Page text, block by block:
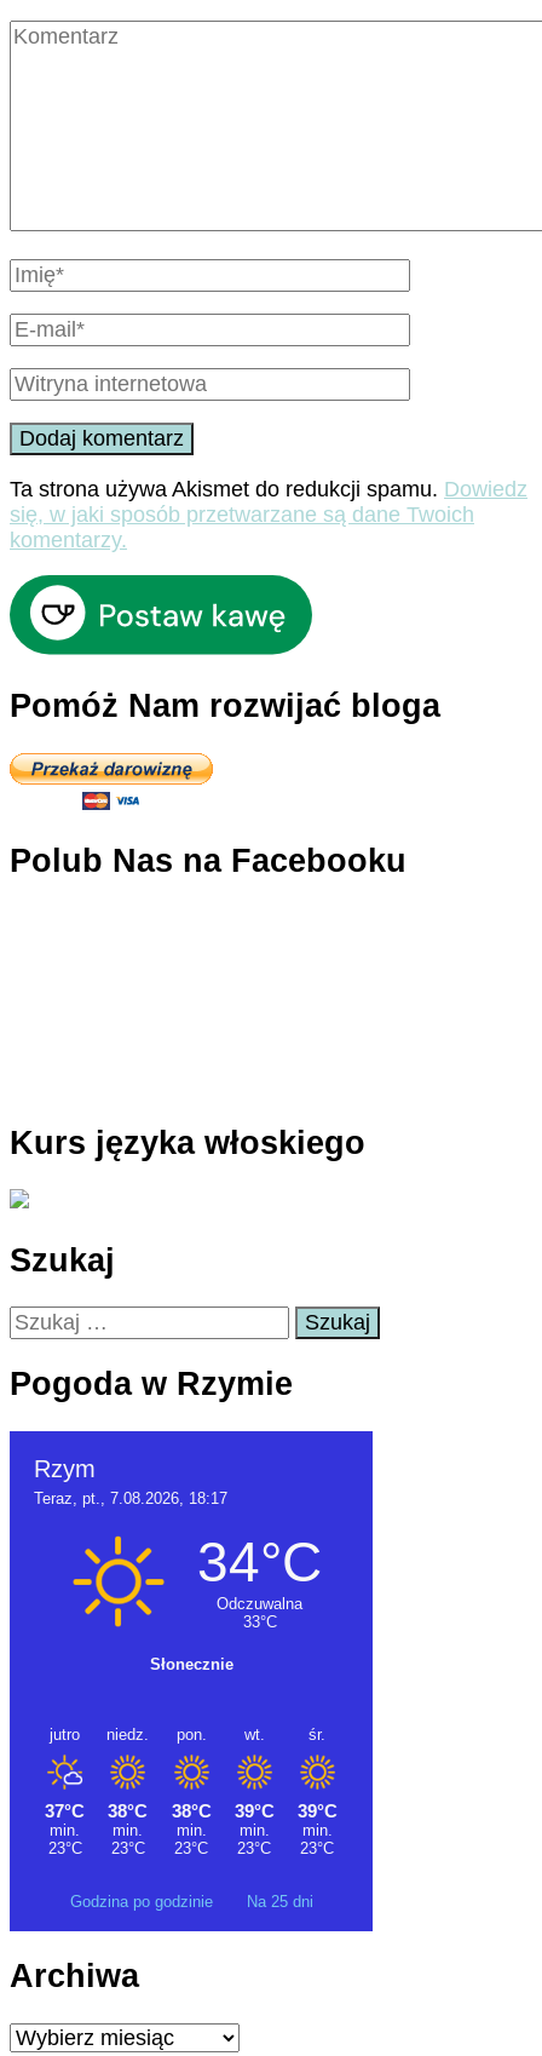
Ta strona używa Akismet do redukcji spamu. Dowiedz
się, w jaki sposób przetwarzane są dane Twoich
komentarzy.
Pomóż Nam rozwijać bloga
Polub Nas na Facebooku
Kurs języka włoskiego
Szukaj
Szukaj:
Pogoda w Rzymie
Godzina po godzinie Na 25 dni
Archiwa
Archiwa